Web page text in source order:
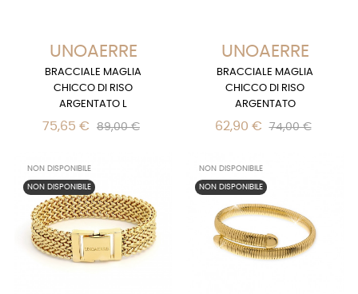
UNOAERRE
BRACCIALE MAGLIA
CHICCO DI RISO
ARGENTATO L
75,65 € 89,00 €
UNOAERRE
BRACCIALE MAGLIA
CHICCO DI RISO
ARGENTATO
62,90 € 74,00 €
NON DISPONIBILE
NON DISPONIBILE
NON DISPONIBILE
NON DISPONIBILE